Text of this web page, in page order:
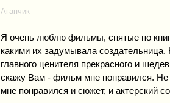
Агапчик
Я очень люблю фильмы, снятые по
какими их задумывала
главного ценителя прекрасного и
скажу Вам - фильм мне понравился. Не
мне понравился и сюжет, и актерский